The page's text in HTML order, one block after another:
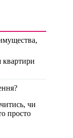
квартири
чи
просто